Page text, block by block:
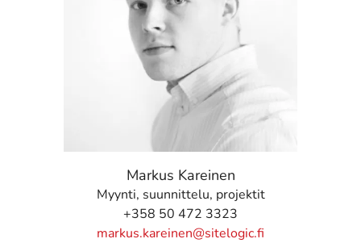
Markus Kareinen
Myynti, suunnittelu, projektit
+358 50 472 3323
markus.kareinen@sitelogic.fi